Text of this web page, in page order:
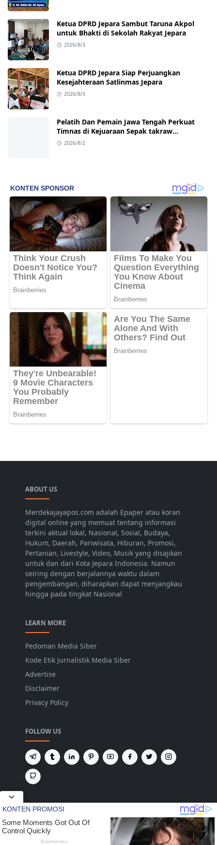
Ketua DPRD Jepara Sambut Taruna Akpol
untuk Bhakti di Sekolah Rakyat Jepara
2026/8/3
Ketua DPRD Jepara Siap Perjuangkan
Kesejahteraan Satlinmas Jepara
2026/8/3
Pelatih Dan Pemain Jawa Tengah Perkuat
Timnas di Kejuaraan Sepak takraw
Internasional
2026/8/2
ABOUT US
Merdekajayapos.com adalah Epaper atau koran
digital online yang memuat tentang informasi
terkini aktual lokal, Nasional, Sosial, Budaya,
Hukum, Daerah, Pariwisata, Hiburan, Promosi,
Pertanian, Livestyle, Video, Musik yang disajikan
untuk dan dari Kota Jepara Indonesia. Namun
seiring dengan berjalannya waktu dalam
pengembangan, diharapkan dapat menjangkau
hingga pada tingkat Nasional
LEARN MORE
Pedoman Media Siber
Kode Etik Jurnalistik Media Siber
Advertise
Disclaimer
Privacy Policy
FOLLOW US
NEWSLETTER
Tetap terhubung untuk mendapatkan berita